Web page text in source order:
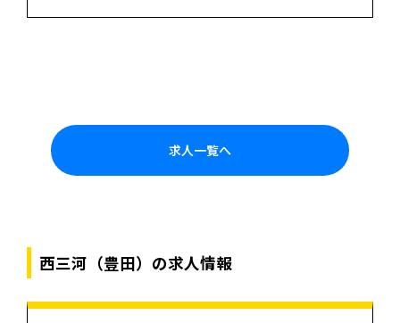
求人一覧へ
西三河（豊田）の求人情報